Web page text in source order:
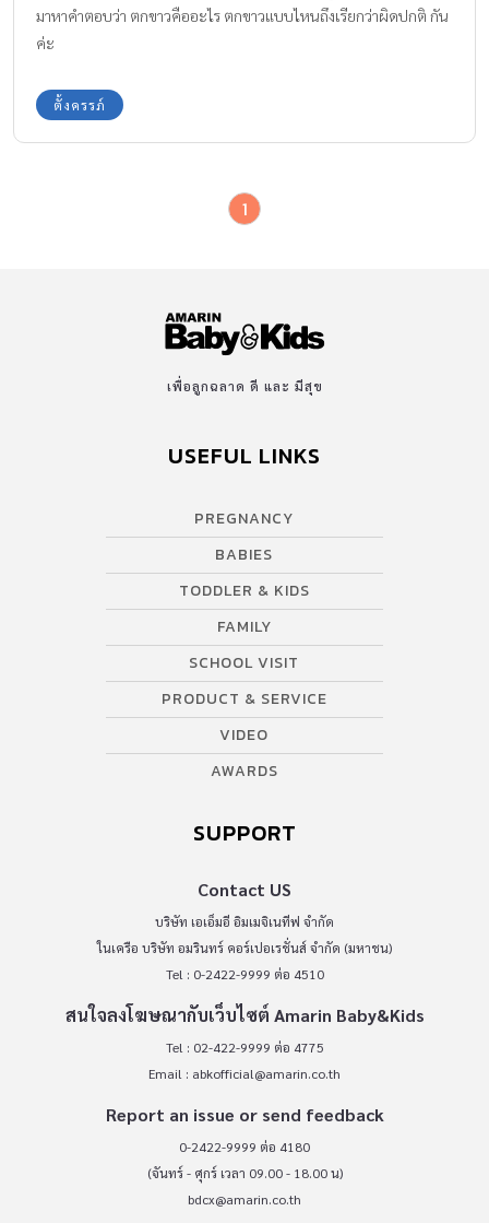
มาหาคำตอบว่า ตกขาวคืออะไร ตกขาวแบบไหนถึงเรียกว่าผิดปกติ กัน
ค่ะ
ตั้งครรภ์
1
เพื่อลูกฉลาด ดี และ มีสุข
USEFUL LINKS
PREGNANCY
BABIES
TODDLER & KIDS
FAMILY
SCHOOL VISIT
PRODUCT & SERVICE
VIDEO
AWARDS
SUPPORT
Contact US
บริษัท เอเอ็มอี อิมเมจิเนทีฟ จำกัด
ในเครือ บริษัท อมรินทร์ คอร์เปอเรชั่นส์ จำกัด (มหาชน)
Tel : 0-2422-9999 ต่อ 4510
สนใจลงโฆษณากับเว็บไซต์ Amarin Baby&Kids
Tel : 02-422-9999 ต่อ 4775
Email : abkofficial@amarin.co.th
Report an issue or send feedback
0-2422-9999 ต่อ 4180
(จันทร์ - ศุกร์ เวลา 09.00 - 18.00 น)
bdcx@amarin.co.th